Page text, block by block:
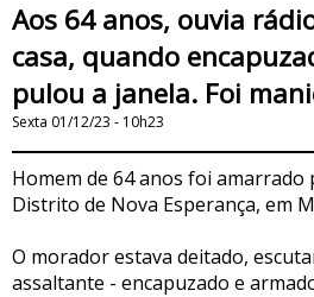
Aos 64 anos, ouvia
casa, quando
pulou a janela. Foi
Sexta 01/12/23 - 10h23
Homem de 64 anos foi
Distrito de Nova Esperança, em
O morador estava deitado,
assaltante - encapuzado e